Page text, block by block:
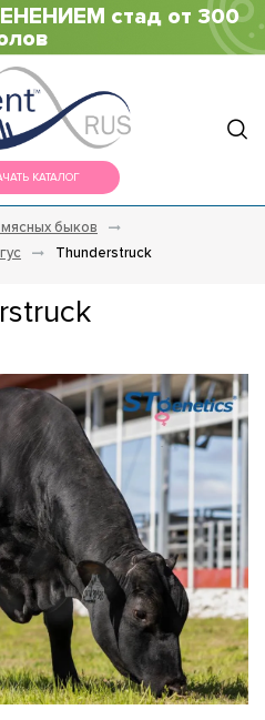
стад от 300
КАТАЛОГ
быков
Thunderstruck